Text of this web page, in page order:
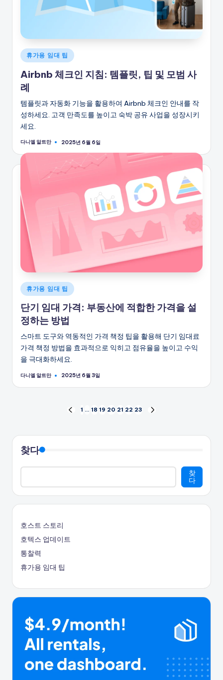
게
시
됨
휴가용 임대 팁
Airbnb 체크인 지침: 템플릿, 팁 및 모범 사
례
템플릿과 자동화 기능을 활용하여 Airbnb 체크인 안내를 작
성하세요. 고객 만족도를 높이고 숙박 공유 사업을 성장시키
세요.
게
자
다니엘 알트만 2025년 6월 6일
게
시
됨
휴가용 임대 팁
단기 임대 가격: 부동산에 적합한 가격을 설
정하는 방법
스마트 도구와 역동적인 가격 책정 팁을 활용해 단기 임대료
가격 책정 방법을 효과적으로 익히고 점유율을 높이고 수익
을 극대화하세요.
게
다니엘 알트만 2025년 6월 3일
페
이
지
매
김
이
지
1 … 18 19 20 21 22 23
지
찾다
찾
다
호스트 스토리
호텍스 업데이트
통찰력
휴가용 임대 팁